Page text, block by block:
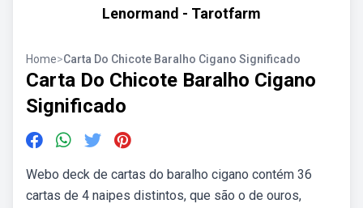
Lenormand - Tarotfarm
Home>Carta Do Chicote Baralho Cigano Significado
Carta Do Chicote Baralho Cigano
Significado
Webo deck de cartas do baralho cigano contém 36
cartas de 4 naipes distintos, que são o de ouros,